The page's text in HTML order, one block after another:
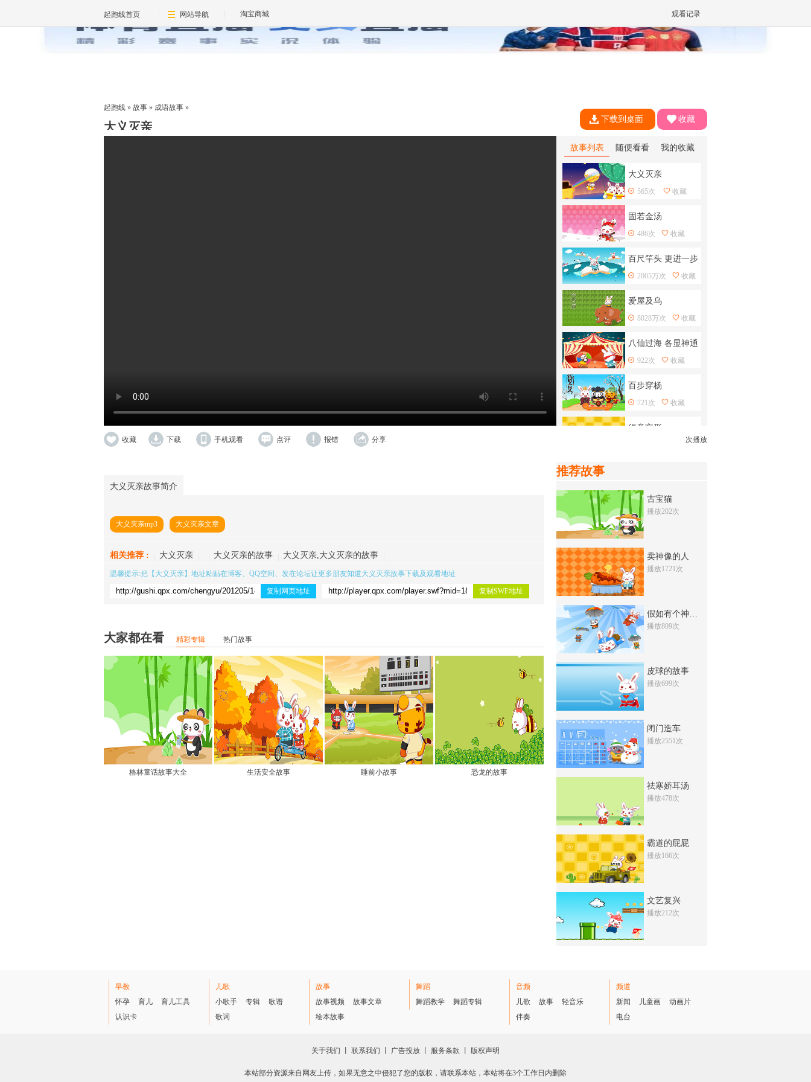
起跑线首页 网站导航 淘宝商城 观看记录
起跑线 » 故事 » 成语故事 »
大义灭亲
下载到桌面 收藏
故事列表 随便看看 我的收藏
大义灭亲
565次 收藏
固若金汤
486次 收藏
百尺竿头 更进一步
2005万次 收藏
爱屋及乌
8028万次 收藏
八仙过海 各显神通
922次 收藏
百步穿杨
721次 收藏
得意忘形
收藏
如意算盘
7942次
闭门思过
2781万次 收藏
巧夺天工
7447次 收藏
打草惊蛇
对牛弹琴
4863万次
双管齐下
5353次 收藏
东施效颦
1999万次 收藏
齐人偷金
7409次
如火如荼
5748次
滥竽充数
9408万次
叶公好龙
画蛇添足
收藏 下载 手机观看 点评 报错 分享 次播放
大义灭亲故事简介
大义灭亲mp3 大义灭亲文章
相关推荐 : 大义灭亲 大义灭亲的故事 大义灭亲,大义灭亲的故事
温馨提示:把【 大义灭亲】地址粘贴在博客、QQ空间、发在论坛让更多朋友知道大义灭亲故事下载及观看地址
复制网页地址 复制SWF地址
大家都在看 精彩专辑 热门故事
格林童话故事大全 生活安全故事 睡前小故事 恐龙的故事
推荐故事
古宝猫
播放202次
卖神像的人
播放1721次
假如有个神奇王国
播放809次
皮球的故事
播放699次
闭门造车
播放2551次
祛寒娇耳汤
播放478次
霸道的屁屁
播放166次
文艺复兴
播放212次
早教
怀孕
育儿
育儿工具
认识卡
儿歌
小歌手
专辑
歌谱
歌词
故事
故事视频
故事文章
绘本故事
舞蹈
舞蹈教学
舞蹈专辑
音频
儿歌
故事
轻音乐
伴奏
频道
新闻
儿童画
动画片
电台
关于我们 联系我们 广告投放 服务条款 版权声明
本站部分资源来自网友上传，如果无意之中侵犯了您的版权，请联系本站，本站将在3个工作日内删除